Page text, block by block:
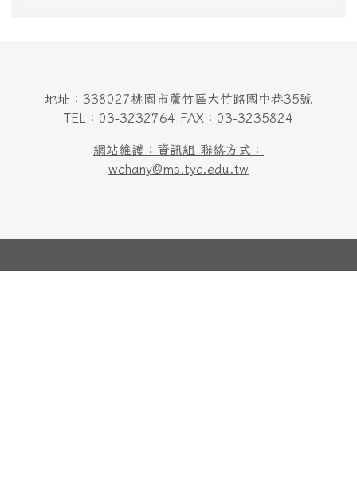
地址：338027桃園市蘆竹區大竹路國中巷35號
TEL：03-3232764 FAX：03-3235824
網站維護：資訊組 聯絡方式：
wchany@ms.tyc.edu.tw